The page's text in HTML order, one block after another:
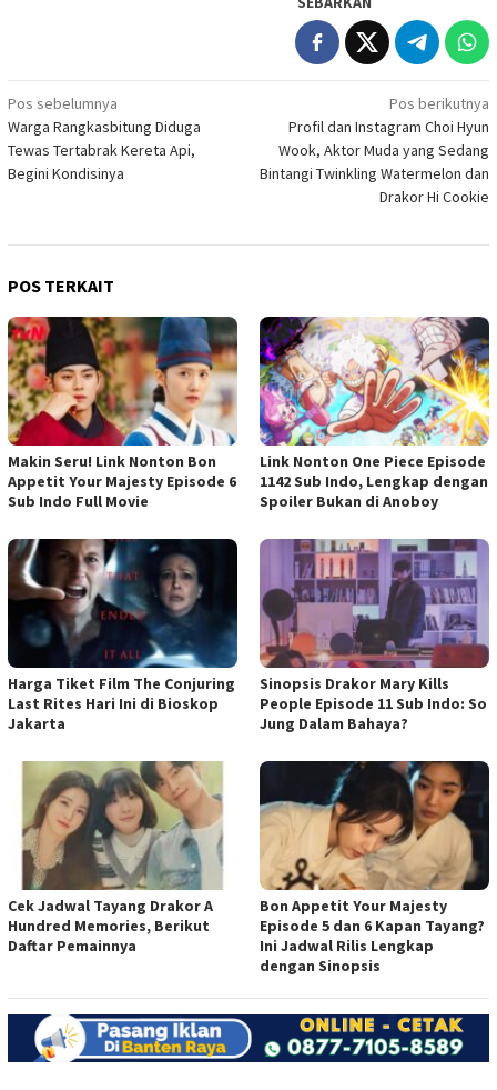
Navigasi
pos
Pos sebelumnya
Warga Rangkasbitung Diduga
Tewas Tertabrak Kereta Api,
Begini Kondisinya
Pos berikutnya
Profil dan Instagram Choi Hyun
Wook, Aktor Muda yang Sedang
Bintangi Twinkling Watermelon dan
Drakor Hi Cookie
POS TERKAIT
Makin Seru! Link Nonton Bon
Appetit Your Majesty Episode 6
Sub Indo Full Movie
Link Nonton One Piece Episode
1142 Sub Indo, Lengkap dengan
Spoiler Bukan di Anoboy
Harga Tiket Film The Conjuring
Last Rites Hari Ini di Bioskop
Jakarta
Sinopsis Drakor Mary Kills
People Episode 11 Sub Indo: So
Jung Dalam Bahaya?
Cek Jadwal Tayang Drakor A
Hundred Memories, Berikut
Daftar Pemainnya
Bon Appetit Your Majesty
Episode 5 dan 6 Kapan Tayang?
Ini Jadwal Rilis Lengkap
dengan Sinopsis